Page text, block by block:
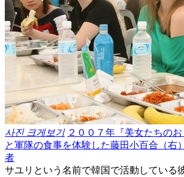
사진 크게보기 ２００７年『美女たちの
と軍隊の食事を体験した藤田小百合（右
者
サユリという名前で韓国で活動している